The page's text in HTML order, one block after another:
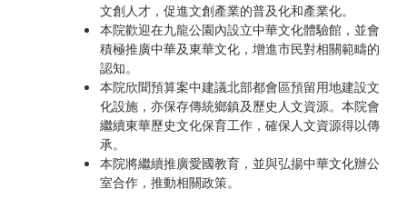
文創人才，促進文創產業的普及化和產業化。
本院歡迎在九龍公園內設立中華文化體驗館，並會
積極推廣中華及東華文化，增進市民對相關範疇的
認知。
本院欣聞預算案中建議北部都會區預留用地建設文
化設施，亦保存傳統鄉鎮及歷史人文資源。本院會
繼續東華歷史文化保育工作，確保人文資源得以傳
承。
本院將繼續推廣愛國教育，並與弘揚中華文化辦公
室合作，推動相關政策。